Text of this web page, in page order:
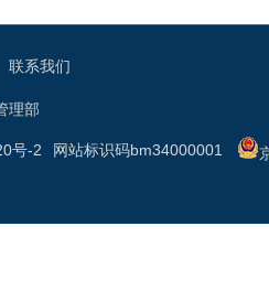
联系我们
理部
网站标识码bm34000001
号-2